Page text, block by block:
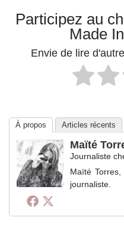
Participez au
Made
Envie de lire
À propos Articles récents
Maïté
Journaliste
Maïté
journaliste.